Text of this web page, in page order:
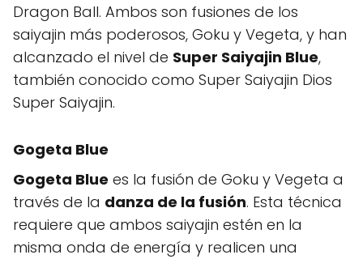
Dragon Ball. Ambos son fusiones de los
saiyajin más poderosos, Goku y Vegeta, y han
alcanzado el nivel de Super Saiyajin Blue,
también conocido como Super Saiyajin Dios
Super Saiyajin.
Gogeta Blue
Gogeta Blue es la fusión de Goku y Vegeta a
través de la danza de la fusión. Esta técnica
requiere que ambos saiyajin estén en la
misma onda de energía y realicen una